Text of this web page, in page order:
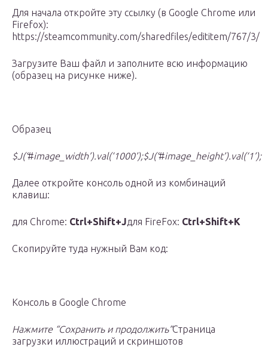
Для начала откройте эту ссылку (в Google Chrome или
Firefox):
https://steamcommunity.com/sharedfiles/edititem/767/3/
Загрузите Ваш файл и заполните всю информацию
(образец на рисунке ниже).
Образец
$J(‘#image_width’).val(‘1000’);$J(‘#image_height’).val(‘1’);
Далее откройте консоль одной из комбинаций
клавиш:
для Chrome: Ctrl+Shift+Jдля FireFox: Ctrl+Shift+K
Скопируйте туда нужный Вам код:
Консоль в Google Chrome
Нажмите “Сохранить и продолжить”Страница
загрузки иллюстраций и скриншотов